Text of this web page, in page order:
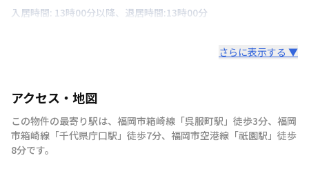
入居時間: 13時00分以降、退居時間:13時00分
さらに表示する ▼
アクセス・地図
この物件の最寄り駅は、 福岡市箱崎線 「呉服町駅 」 徒歩3分、 福岡
市箱崎線 「千代県庁口駅 」 徒歩7分、 福岡市空港線 「祇園駅 」 徒歩
8分です。